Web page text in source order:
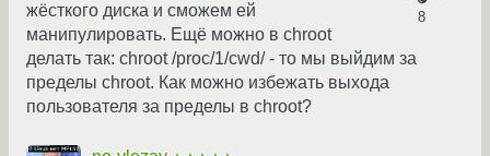
8
жёсткого диска и сможем ей
манипулировать. Ещё можно в chroot
делать так: chroot /proc/1/cwd/ - то мы выйдим за
пределы chroot. Как можно избежать выхода
пользователя за пределы в chroot?